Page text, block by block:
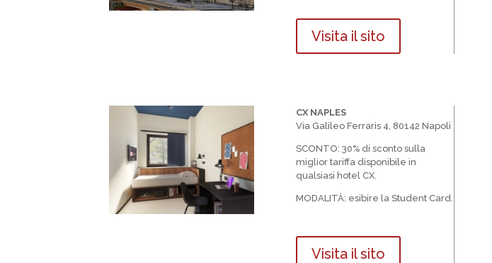
Visita il sito
CX NAPLES
Via Galileo Ferraris 4, 80142 Napoli
SCONTO: 30% di sconto sulla
miglior tariffa disponibile in
qualsiasi hotel CX.
MODALITÀ: esibire la Student Card.
Visita il sito